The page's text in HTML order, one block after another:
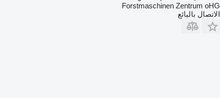
Forstmaschinen Zentrum oHG
الاتصال بالبائع